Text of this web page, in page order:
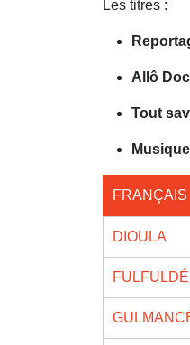
Les titres :
Allô
Tout
Musique
FRANÇAIS
DIOULA
FULFULDÉ